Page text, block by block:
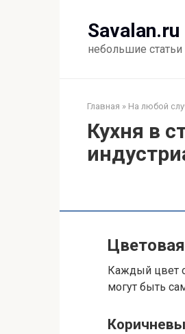
небольшие
Главная » На любой
Кухня в
Каждый цвет
могут быть